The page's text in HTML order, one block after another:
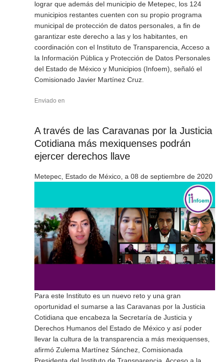
lograr que además del municipio de Metepec, los 124
municipios restantes cuenten con su propio programa
municipal de protección de datos personales, a fin de
garantizar este derecho a las y los habitantes, en
coordinación con el Instituto de Transparencia, Acceso a
la Información Pública y Protección de Datos Personales
del Estado de México y Municipios (Infoem), señaló el
Comisionado Javier Martínez Cruz.
Enviado en
A través de las Caravanas por la Justicia
Cotidiana más mexiquenses podrán
ejercer derechos llave
Metepec, Estado de México, a 08 de septiembre de 2020
Para este Instituto es un nuevo reto y una gran
oportunidad el sumarse a las Caravanas por la Justicia
Cotidiana que encabeza la Secretaría de Justicia y
Derechos Humanos del Estado de México y así poder
llevar la cultura de la transparencia a más mexiquenses,
afirmó Zulema Martínez Sánchez, Comisionada
Presidenta del Instituto de Transparencia, Acceso a la